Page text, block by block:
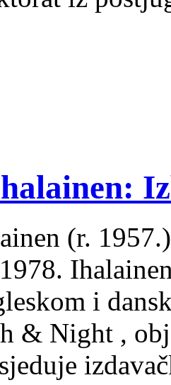
(r.
i
& Night ,